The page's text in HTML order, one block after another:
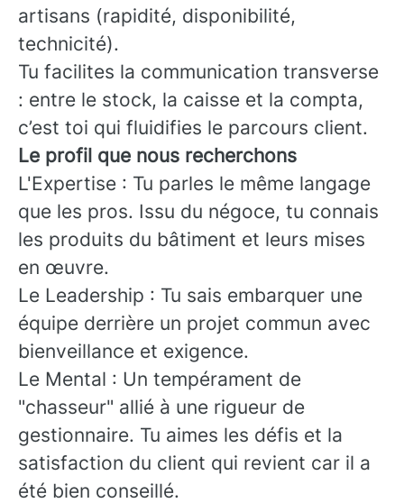
artisans (rapidité, disponibilité,
technicité).
Tu facilites la communication transverse
: entre le stock, la caisse et la compta,
c’est toi qui fluidifies le parcours client.
Le profil que nous recherchons
L'Expertise : Tu parles le même langage
que les pros. Issu du négoce, tu connais
les produits du bâtiment et leurs mises
en œuvre.
Le Leadership : Tu sais embarquer une
équipe derrière un projet commun avec
bienveillance et exigence.
Le Mental : Un tempérament de
"chasseur" allié à une rigueur de
gestionnaire. Tu aimes les défis et la
satisfaction du client qui revient car il a
été bien conseillé.